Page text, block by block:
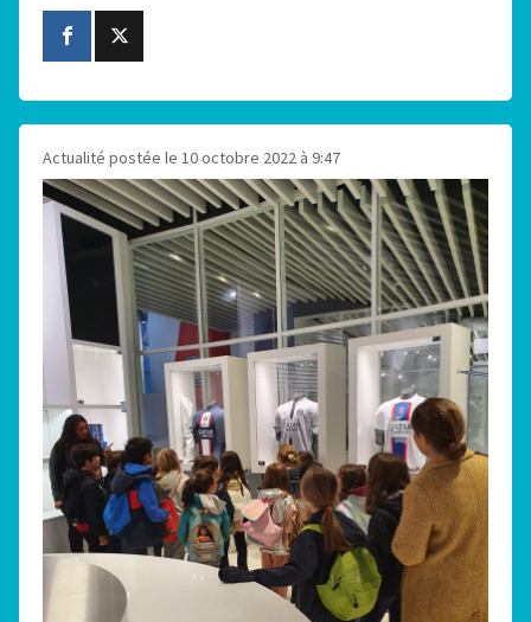
Actualité postée le 10 octobre 2022 à 9:47